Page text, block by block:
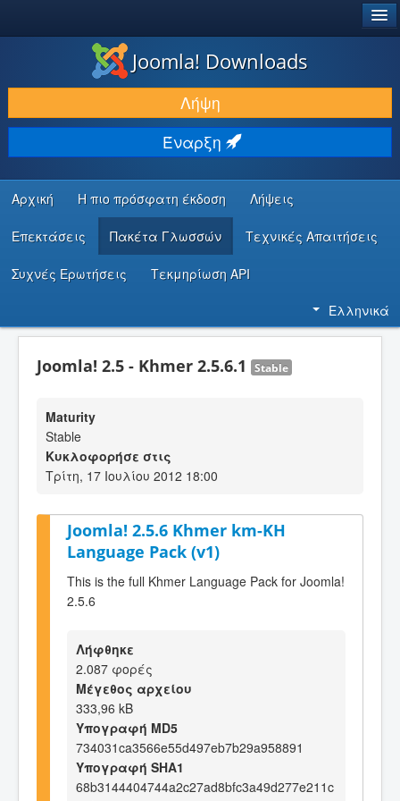
ΛΉΨΕΙΣ & ΕΠΕΚΤΆΣΕΙΣ
ΕΎΡΕΣΗ & ΜΆΘΗΣΗ
ΚΟΙΝΌΤΗΤΑ & ΥΠΟΣΤΉΡΙΞΗ
ΠΌΡΟΙ ΠΡΟΓΡΑΜΜΑΤΙΣΤΏΝ
Joomla! Downloads
Λήψη
Έναρξη
Αρχική Η πιο πρόσφατη έκδοση Λήψεις
Επεκτάσεις Πακέτα Γλωσσών Τεχνικές Απαιτήσεις
Συχνές Ερωτήσεις Τεκμηρίωση API
Ελληνικά
Joomla! 2.5 - Khmer 2.5.6.1 Stable
Maturity
Stable
Κυκλοφορήσε στις
Τρίτη, 17 Ιουλίου 2012 18:00
Joomla! 2.5.6 Khmer km-KH
Language Pack (v1)
This is the full Khmer Language Pack for Joomla!
2.5.6
Λήφθηκε
2.087 φορές
Μέγεθος αρχείου
333,96 kB
Υπογραφή MD5
734031ca3566e55d497eb7b29a958891
Υπογραφή SHA1
68b3144404744a2c27ad8bfc3a49d277e211c